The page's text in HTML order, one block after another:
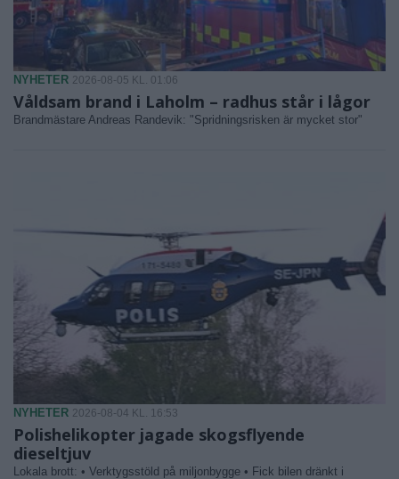
NYHETER 2026-08-05 KL. 01:06
Våldsam brand i Laholm – radhus står i lågor
Brandmästare Andreas Randevik: "Spridningsrisken är mycket stor"
NYHETER 2026-08-04 KL. 16:53
Polishelikopter jagade skogsflyende
dieseltjuv
Lokala brott: • Verktygsstöld på miljonbygge • Fick bilen dränkt i